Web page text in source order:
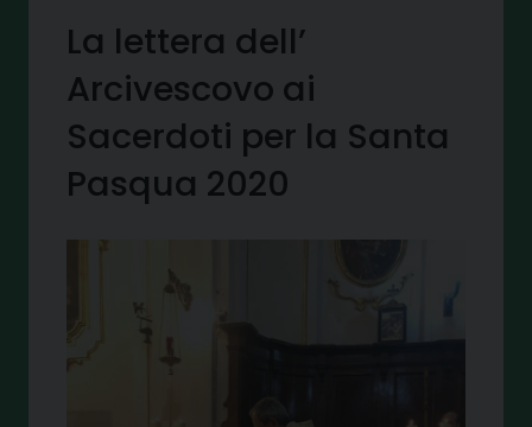
La lettera dell’
Arcivescovo ai
Sacerdoti per la Santa
Pasqua 2020